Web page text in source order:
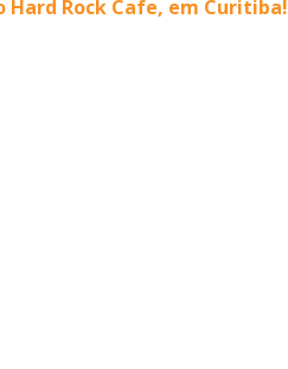
Hard Rock Cafe, em Curitiba!